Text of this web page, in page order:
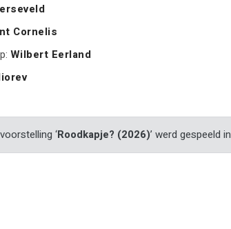
Cornelis
Wilbert Eerland
‘Roodkapje? (2026)’ werd gespeeld